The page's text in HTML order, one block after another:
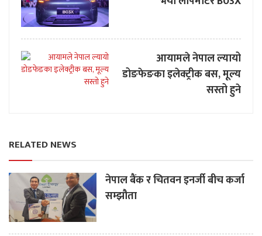
आयामले नेपाल ल्यायो
डोङफेङका इलेक्ट्रीक बस, मूल्य
सस्तो हुने
RELATED NEWS
नेपाल बैंक र चितवन इनर्जी बीच कर्जा
सम्झौता